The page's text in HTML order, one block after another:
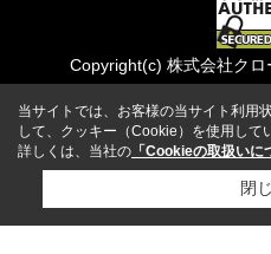
Copyright(c) 株式会社クロ
当サイトでは、お客様の当サイト利用
して、クッキー（Cookie）を使用して
詳しくは、当社の 「Cookieの取扱いに
閉